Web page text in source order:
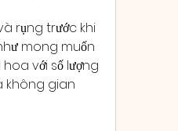
rụng trước khi
mong muốn
với số lượng
không gian